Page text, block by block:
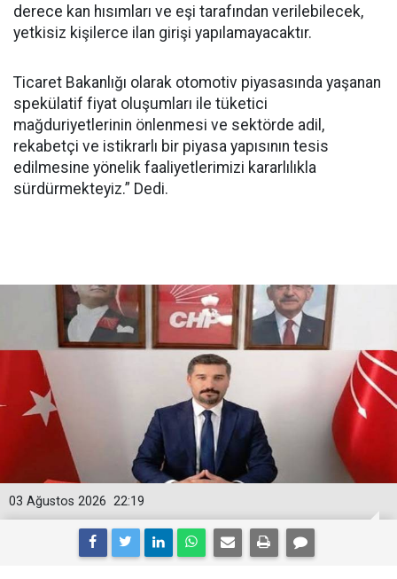
derece kan hısımları ve eşi tarafından verilebilecek,
yetkisiz kişilerce ilan girişi yapılamayacaktır.
Ticaret Bakanlığı olarak otomotiv piyasasında yaşanan
spekülatif fiyat oluşumları ile tüketici
mağduriyetlerinin önlenmesi ve sektörde adil,
rekabetçi ve istikrarlı bir piyasa yapısının tesis
edilmesine yönelik faaliyetlerimizi kararlılıkla
sürdürmekteyiz.” Dedi.
22:19
03 Ağustos 2026